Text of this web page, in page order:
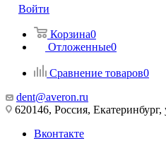
Войти
Корзина0
Отложенные0
Сравнение товаров0
dent@averon.ru
620146, Россия,
Вконтакте